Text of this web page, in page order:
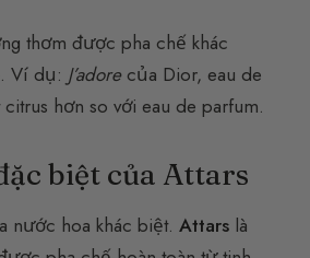
thơm được pha chế khác
Ví dụ: J’adorecủa Dior, eau de
hơn so với eau de parfum.
biệt của Attars
nước hoa khác biệt. Attars là